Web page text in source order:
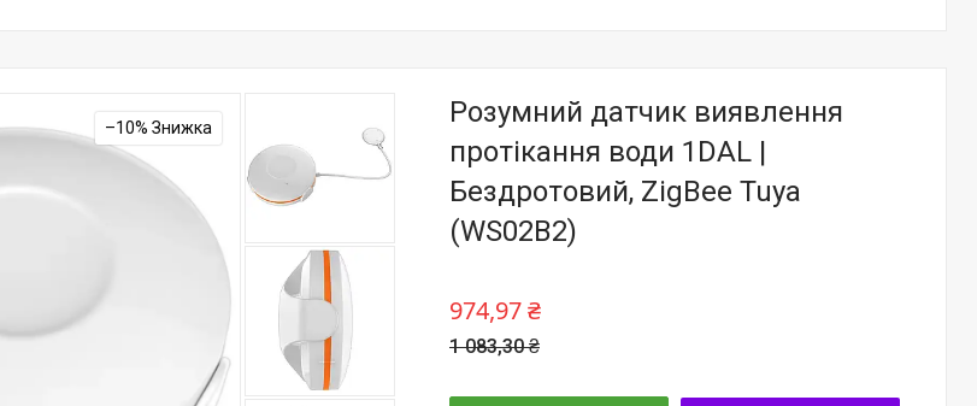
–10%
Розумний датчик виявлення
протікання води 1DAL |
Бездротовий, ZigBee Tuya
(WS02B2)
1 083,30 ₴
974,97 ₴